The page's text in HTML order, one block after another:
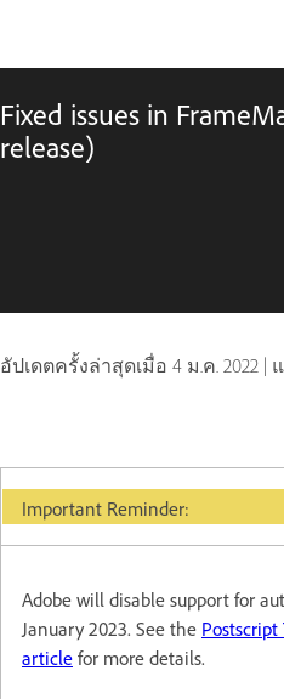
Fixed issues in
release)
อัปเดตครั้งล่าสุดเมื่อ 4 ม.ค. 2022 | แ
Important Reminder:
Adobe will disable support for
January 2023. See the Postscript
article for more details.